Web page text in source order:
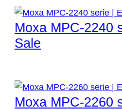
Moxa MPC-2240
Sale
Moxa MPC-2260